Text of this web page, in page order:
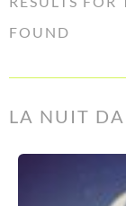
FOUND
LA NUIT